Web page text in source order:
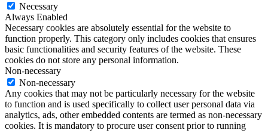
Necessary
Always Enabled
Necessary cookies are absolutely essential for the website to
function properly. This category only includes cookies that ensures
basic functionalities and security features of the website. These
cookies do not store any personal information.
Non-necessary
Non-necessary
Any cookies that may not be particularly necessary for the website
to function and is used specifically to collect user personal data via
analytics, ads, other embedded contents are termed as non-necessary
cookies. It is mandatory to procure user consent prior to running